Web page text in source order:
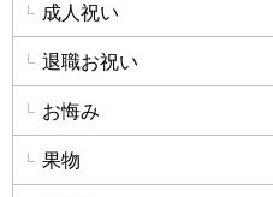
成人祝い
退職お祝い
お悔み
果物